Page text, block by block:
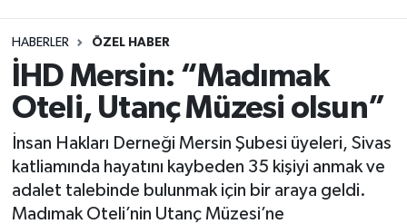
HABERLER ÖZEL HABER
İHD Mersin: “Madımak
Oteli, Utanç Müzesi olsun”
İnsan Hakları Derneği Mersin Şubesi üyeleri, Sivas
katliamında hayatını kaybeden 35 kişiyi anmak ve
adalet talebinde bulunmak için bir araya geldi.
Madımak Oteli’nin Utanç Müzesi’ne
Güncel
Haberde insan
Kültür - Sanat
Haber Arşivi